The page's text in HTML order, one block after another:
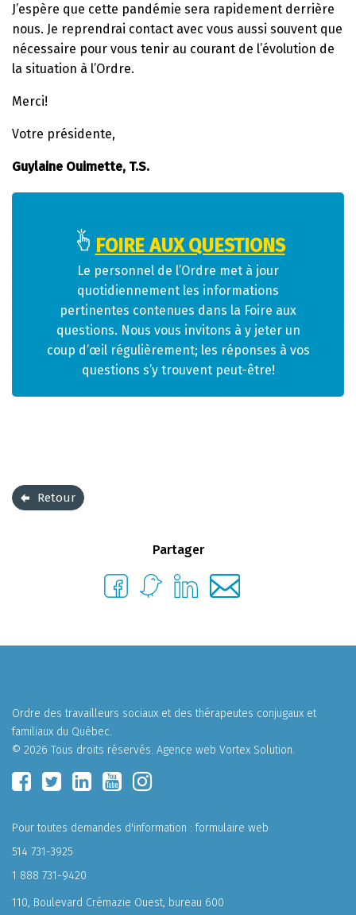
J’espère que cette pandémie sera rapidement derrière
nous. Je reprendrai contact avec vous aussi souvent que
nécessaire pour vous tenir au courant de l’évolution de
la situation à l’Ordre.
Merci!
Votre présidente,
Guylaine Ouimette, T.S.
FOIRE AUX QUESTIONS
Le personnel de l’Ordre met à jour
quotidiennement les informations
pertinentes contenues dans la Foire aux
questions. Nous vous invitons à y jeter un
coup d’œil régulièrement; les réponses à vos
questions s’y trouvent peut-être!
Retour
Partager
Ordre des travailleurs sociaux et des thérapeutes conjugaux et
familiaux du Québec.
© 2026 Tous droits réservés. Agence web Vortex Solution.
Pour toutes demandes d'information :formulaire web
514 731-3925
1 888 731-9420
110, Boulevard Crémazie Ouest, bureau 600